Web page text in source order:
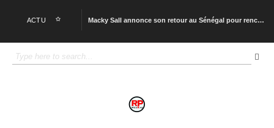
ACTU Macky Sall annonce son retour au Sénégal pour rencontrer Bassirou Diomaye Faye
HCME, CNJ, CSDM : quand les associations deviennent des escaliers politiques.
Yves Bissouma quitte officiellement Tottenham.